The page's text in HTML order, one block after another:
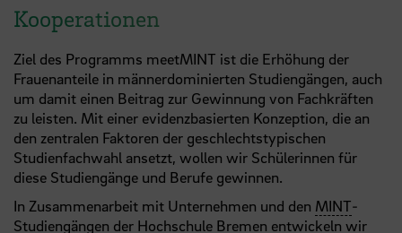
Kooperationen
Ziel des Programms meetMINT ist die Erhöhung der
Frauenanteile in männerdominierten Studiengängen, auch
um damit einen Beitrag zur Gewinnung von Fachkräften
zu leisten. Mit einer evidenzbasierten Konzeption, die an
den zentralen Faktoren der geschlechtstypischen
Studienfachwahl ansetzt, wollen wir Schülerinnen für
diese Studiengänge und Berufe gewinnen.
In Zusammenarbeit mit Unternehmen und den MINT-
Studiengängen der Hochschule Bremen entwickeln wir